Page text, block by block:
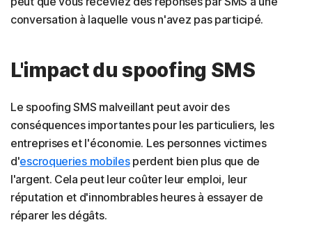
conversation à laquelle vous n'avez pas participé.
L'impact du spoofing SMS
Le spoofing SMS malveillant peut avoir des
conséquences importantes pour les particuliers, les
entreprises et l'économie. Les personnes victimes
d'escroqueries mobilesperdent bien plus que de
l'argent. Cela peut leur coûter leur emploi, leur
réputation et d'innombrables heures à essayer de
réparer les dégâts.